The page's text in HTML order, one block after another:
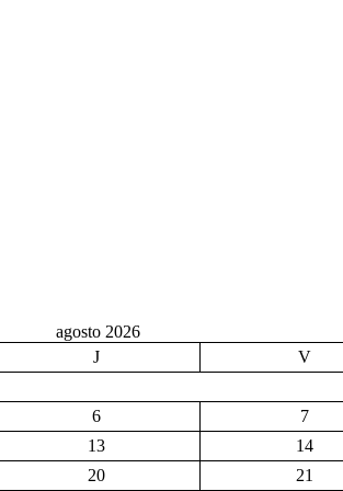
agosto 2026
J V
6 7
13 14
20 21